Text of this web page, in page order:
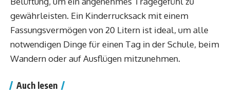
gewährleisten. Ein Kinderrucksack mit einem
Fassungsvermögen von 20 Litern ist ideal, um alle
notwendigen Dinge für einen Tag in der Schule, beim
Wandern oder auf Ausflügen mitzunehmen.
Auch lesen